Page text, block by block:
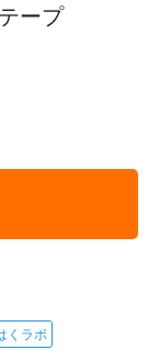
ープ
くラボ